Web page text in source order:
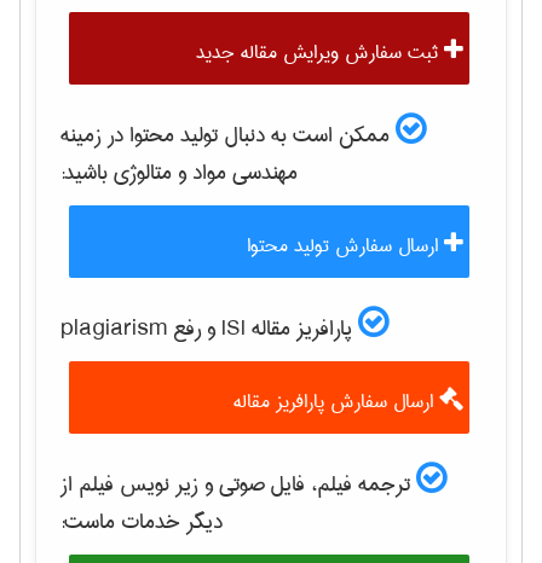
ثبت سفارش ویرایش مقاله جدید
ممکن است به دنبال تولید محتوا در زمینه
مهندسی مواد و متالوژیباشید:
ارسال سفارش تولید محتوا
پارافریز مقاله ISI و رفع plagiarism
ارسال سفارش پارافریز مقاله
ترجمه فیلم، فایل صوتی و زیر نویس فیلم از
دیگر خدمات ماست: